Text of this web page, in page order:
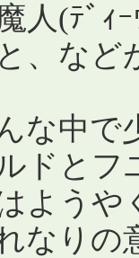
人(ﾃﾞｨ
、など
な中で
ドとフ
ようや
なりの